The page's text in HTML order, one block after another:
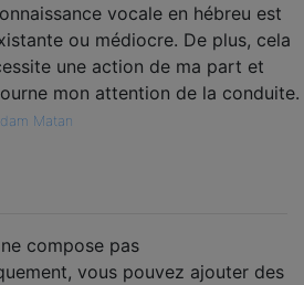
vocale en hébreu est
ou médiocre. De plus, cela
une action de ma part et
mon attention de la conduite.
Matan
compose pas
vous pouvez ajouter des